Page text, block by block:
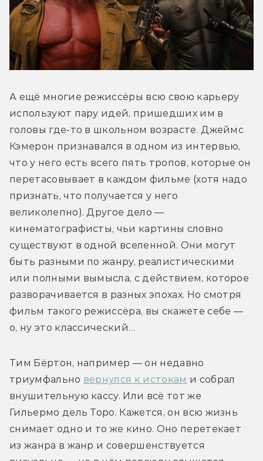
А ещё многие режиссёры всю свою карьеру
используют пару идей, пришедших им в
головы где-то в школьном возрасте. Джеймс
Кэмерон признавался в одном из интервью,
что у него есть всего пять тропов, которые он
перетасовывает в каждом фильме (хотя надо
признать, что получается у него
великолепно). Другое дело —
кинематографисты, чьи картины словно
существуют в одной вселенной. Они могут
быть разными по жанру, реалистическими
или полными вымысла, с действием, которое
разворачивается в разных эпохах. Но смотря
фильм такого режиссёра, вы скажете себе —
о, ну это классический…
Тим Бёртон, например — он недавно
триумфально вернулся к истокам и собрал
внушительную кассу. Или всё тот же
Гильермо дель Торо. Кажется, он всю жизнь
снимает одно и то же кино. Оно перетекает
из жанра в жанр и совершенствуется